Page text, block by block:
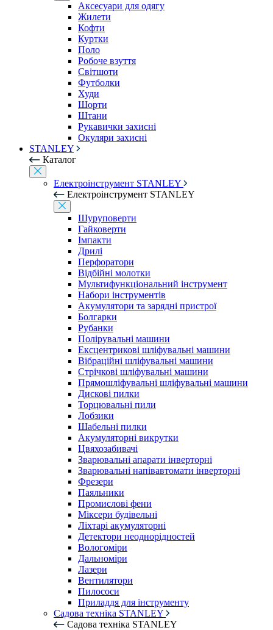
Аксесуари для одягу
Жилети
Кофти
Куртки
Поло
Робоче взуття
Світшоти
Футболки
Худи
Шорти
Штани
Рукавички захисні
Окуляри захисні
STANLEY
Каталог
Електроінструмент STANLEY
Електроінструмент STANLEY
Шуруповерти
Гайковерти
Імпакти
Дрилі
Перфоратори
Відбійні молотки
Мультифункціональний інструмент
Набори інструментів
Акумулятори та зарядні пристрої
Болгарки
Рубанки
Полірувальні машини
Ексцентрикові шліфувальні машини
Вібраційні шліфувальні машини
Стрічкові шліфувальні машини
Прямошліфувальні шліфувальні машини
Дискові пилки
Торцювальні пили
Лобзики
Шабельні пилки
Акумуляторні викрутки
Цвяхозабивачі
Зварювальні апарати інверторні
Зварювальні напівавтомати інверторні
Фрезери
Паяльники
Промислові фени
Міксери будівельні
Ліхтарі акумуляторні
Детектори неоднорідностей
Вологоміри
Дальноміри
Лазери
Вентилятори
Пилососи
Приладдя для інструменту
Садова техніка STANLEY
Садова техніка STANLEY